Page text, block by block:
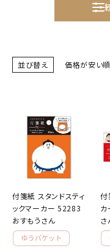
かわうそ
新着商品
モチーフから探す
キャラクターから探す
アイテムから探す
INFORMATION
並び替え 価格が安い順
付箋紙 スタンドスティ
ックマーカー 52283
おすもうさん
付
さ